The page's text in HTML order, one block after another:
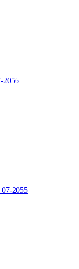
2056
2055